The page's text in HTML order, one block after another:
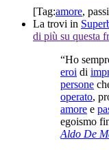
[Tag:amore,
La trovi in
di più su questa
“Ho
eroi di
persone
operato,
amore e
egoismo
Aldo De